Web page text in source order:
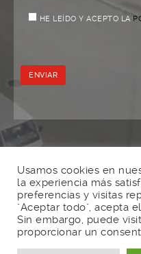
HE LEÍDO Y ACEPTO LA
We
Usamos cookies en
la experiencia más
preferencias y visitas
"Aceptar todo", acepta
Sin embargo, puede
proporcionar un